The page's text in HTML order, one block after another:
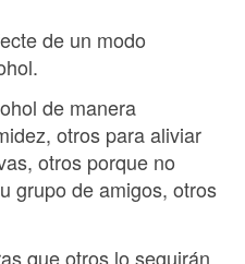
de un modo
de manera
otros para aliviar
otros porque no
grupo de amigos, otros
que otros lo seguirán